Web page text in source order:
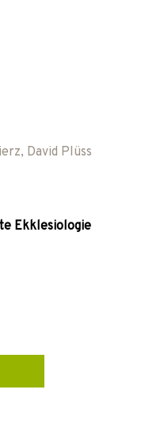
, David Plüss
Ekklesiologie